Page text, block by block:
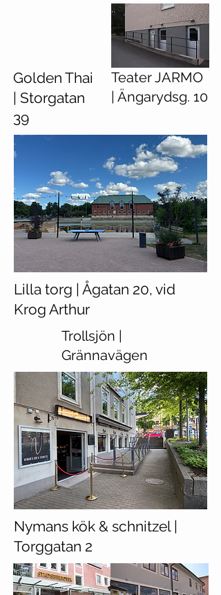
Golden Thai
| Storgatan
39
Teater JARMO
| Ängarydsg. 10
Lilla torg | Ågatan 20, vid
Krog Arthur
Trollsjön |
Grännavägen
Nymans kök & schnitzel |
Torggatan 2